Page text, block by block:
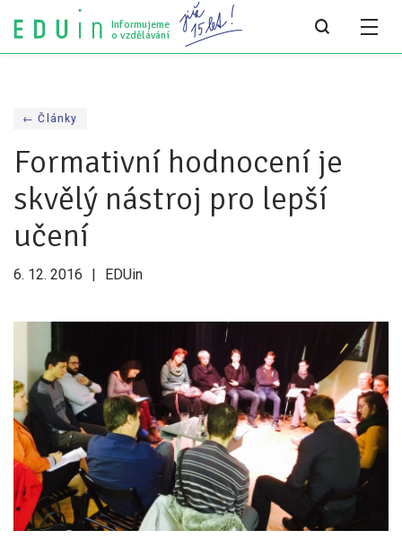
Informujeme
o vzdělávání
Všechny články
Všechny články
Analýzy
Tiskové zprávy
Pro média
Pro zřizovatele
Konference Lepší škola
Kápézetka - průvodce pro zřizovatele
← Články
Formativní hodnocení je
skvělý nástroj pro lepší
učení
6. 12. 2016 EDUin